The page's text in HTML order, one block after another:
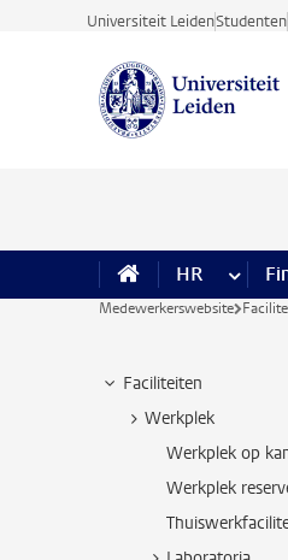
Ga direct naar de inhoud
Universiteit LeidenStudenten
HR meer
Medewerkerswebsite
Faciliteiten
Werkplek
Werkplek op
Werkplek